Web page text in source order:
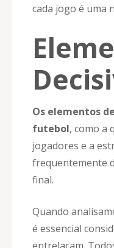
cada jogo é uma
Os elementos
futebol, como a
jogadores e a
frequentemente
final.
Quando
é essencial
entrelaçam.